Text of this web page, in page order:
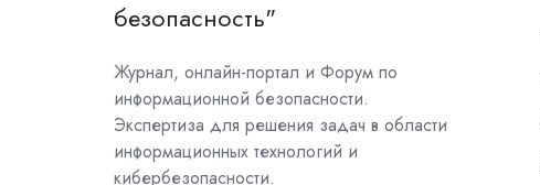
безопасность"
Журнал, онлайн-портал и Форум по
информационной безопасности.
Экспертиза для решения задач в области
информационных технологий и
кибербезопасности.